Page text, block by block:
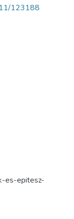
123188
es-epitesz-